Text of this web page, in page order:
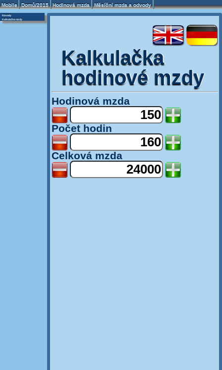
Mobile Domů/2015 Hodinová mzda Měsíční mzda a odvody
Návody
Kalkulačka mzdy
Kalkulačka
hodinové mzdy
Hodinová mzda
Počet hodin
Celková mzda